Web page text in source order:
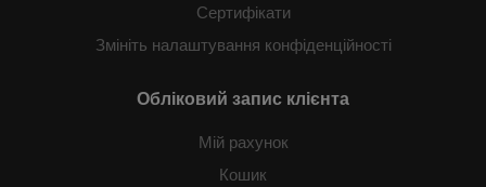
Сертифікати
Змініть налаштування конфіденційності
Обліковий запис клієнта
Мій рахунок
Кошик